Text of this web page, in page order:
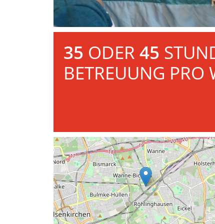
35 ODER 45
BETREUUNG PRO